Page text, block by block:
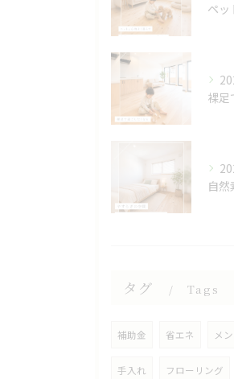
タグ Tags
補助金 省エネ メ
手入れ フローリング